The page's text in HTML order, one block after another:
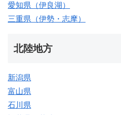
愛知県（伊良湖）
三重県（伊勢・志摩）
北陸地方
新潟県
富山県
石川県